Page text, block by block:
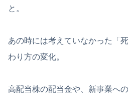
と。
あの時には考えていなかった「
わり方の変化。
高配当株の配当金や、新事業への